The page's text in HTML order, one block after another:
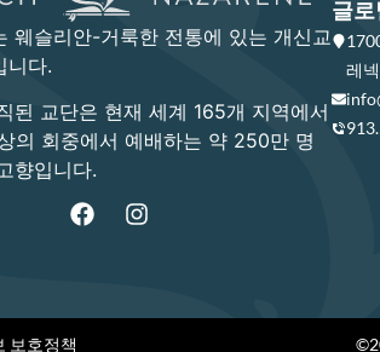
웨슬리안-거룩한 전통에 있는 개신교
니다.
된 교단은 현재 세계 165개 지역에서
의 회중에서 예배하는 약 250만 명
향입니다.
글로
레
보호정책